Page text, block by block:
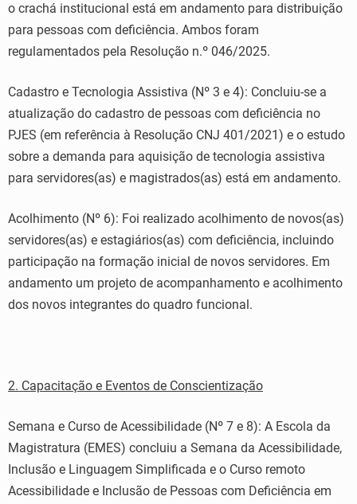
o crachá institucional está em andamento para distribuição
para pessoas com deficiência. Ambos foram
regulamentados pela Resolução n.º 046/2025.
Cadastro e Tecnologia Assistiva (Nº 3 e 4): Concluiu-se a
atualização do cadastro de pessoas com deficiência no
PJES (em referência à Resolução CNJ 401/2021) e o estudo
sobre a demanda para aquisição de tecnologia assistiva
para servidores(as) e magistrados(as) está em andamento.
Acolhimento (Nº 6): Foi realizado acolhimento de novos(as)
servidores(as) e estagiários(as) com deficiência, incluindo
participação na formação inicial de novos servidores. Em
andamento um projeto de acompanhamento e acolhimento
dos novos integrantes do quadro funcional.
2. Capacitação e Eventos de Conscientização
Semana e Curso de Acessibilidade (Nº 7 e 8): A Escola da
Magistratura (EMES) concluiu a Semana da Acessibilidade,
Inclusão e Linguagem Simplificada e o Curso remoto
Acessibilidade e Inclusão de Pessoas com Deficiência em